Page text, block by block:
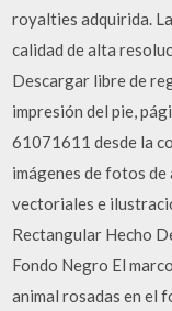
royalties adquirida.
calidad de alta
Descargar libre de
impresión del pie,
61071611 desde la
imágenes de fotos
vectoriales e
Rectangular Hecho
Fondo Negro El
animal rosadas en el